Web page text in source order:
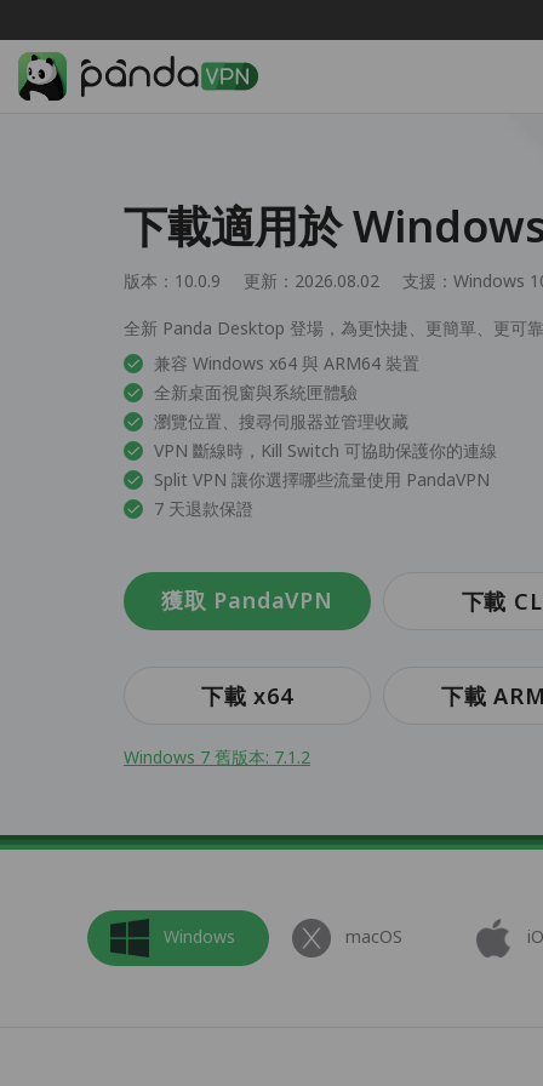
下載適用於
版本：10.0.9 更新：2026.08.02 支援： Windows
全新 Panda Desktop 登場，為更快捷、更簡單、更可
兼容 Windows x64 與 ARM64 裝置
全新桌面視窗與系統匣體驗
瀏覽位置、搜尋伺服器並管理收藏
VPN 斷線時，Kill Switch 可協助保護你的連線
Split VPN 讓你選擇哪些流量使用 PandaVPN
7 天退款保證
獲取 PandaVPN 下載
下載 x64 下載
Windows 7 舊版本: 7.1.2
Windows macOS